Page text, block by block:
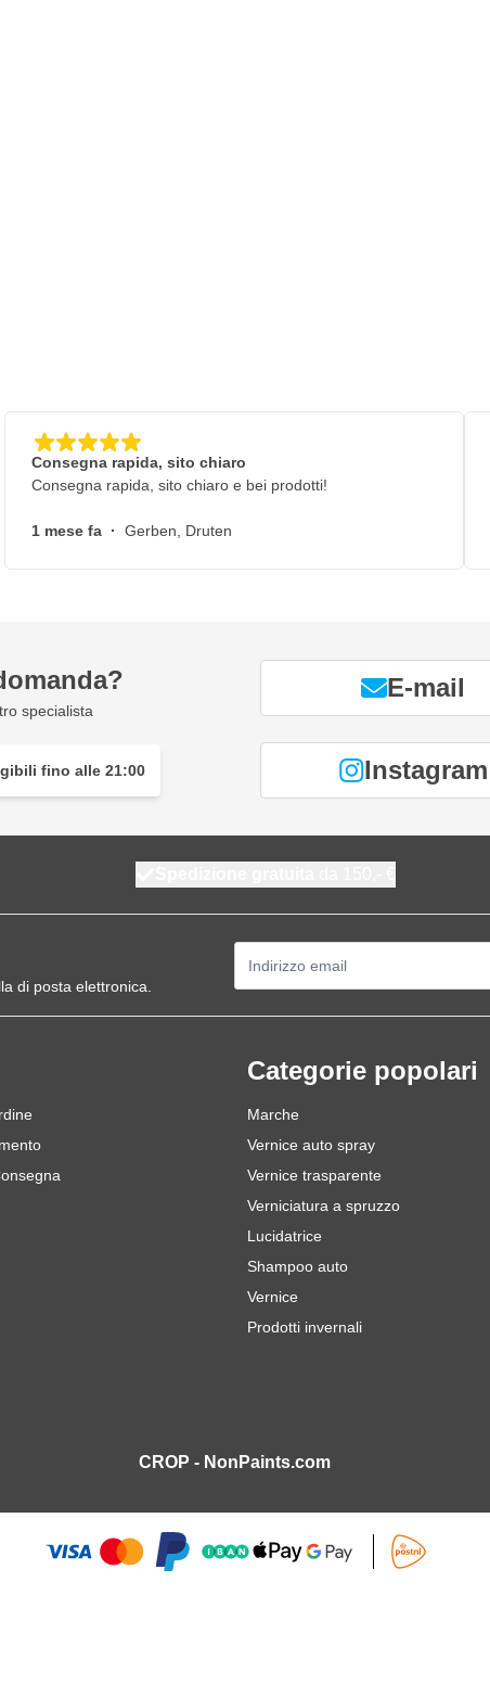
Consegna rapida, sito chiaro
Consegna rapida, sito chiaro e bei prodotti!
1 mese fa · Gerben, Druten
specialista
fino alle 21:00
E-mail
Instagram
di posta elettronica.
Categorie popolari
Marche
Vernice auto spray
Vernice trasparente
Verniciatura a spruzzo
Lucidatrice
Shampoo auto
Vernice
Prodotti invernali
CROP - NonPaints.com